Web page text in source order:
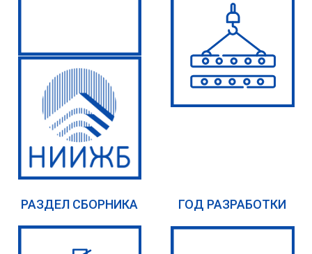
РАЗДЕЛ СБОРНИКА ГОД РАЗРАБОТКИ